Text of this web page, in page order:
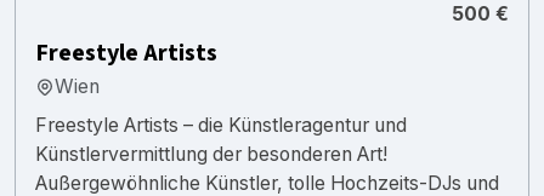
500 €
Freestyle Artists
Wien
Freestyle Artists – die Künstleragentur und
Künstlervermittlung der besonderen Art!
Außergewöhnliche Künstler, tolle Hochzeits-DJs und